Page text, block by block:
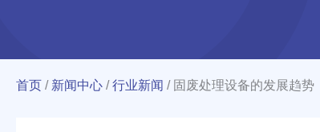
首页 / 新闻中心 /行业新闻 / 固废处理设备的发展趋势